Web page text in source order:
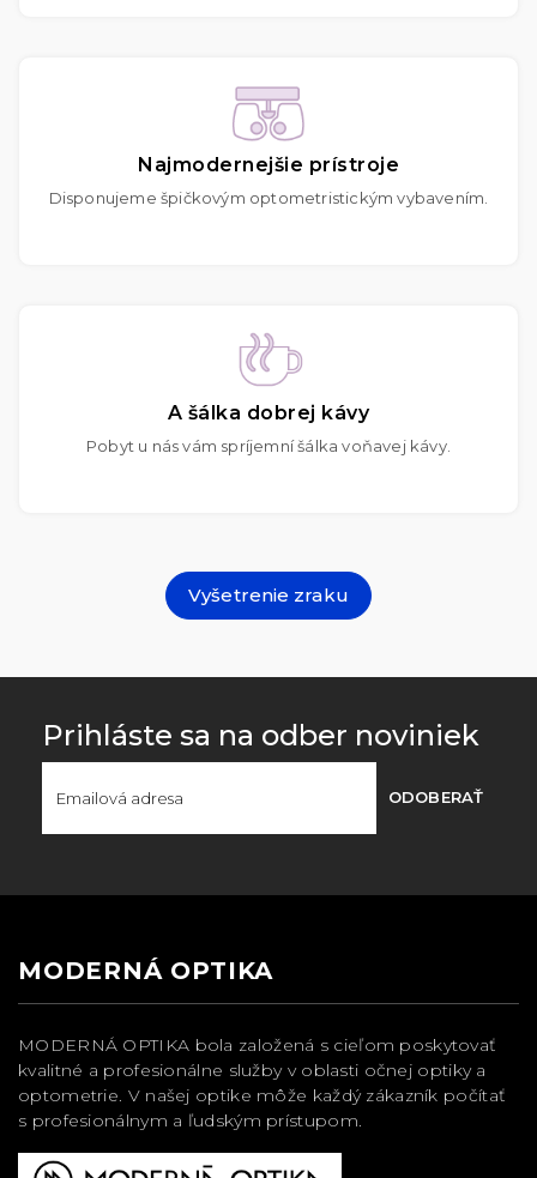
Najmodernejšie prístroje
Disponujeme špičkovým optometristickým vybavením.
A šálka dobrej kávy
Pobyt u nás vám spríjemní šálka voňavej kávy.
Vyšetrenie zraku
Prihláste sa na odber noviniek
ODOBERAŤ
MODERNÁ OPTIKA
MODERNÁ OPTIKA bola založená s cieľom poskytovať
kvalitné a profesionálne služby v oblasti očnej optiky a
optometrie. V našej optike môže každý zákazník počítať
s profesionálnym a ľudským prístupom.